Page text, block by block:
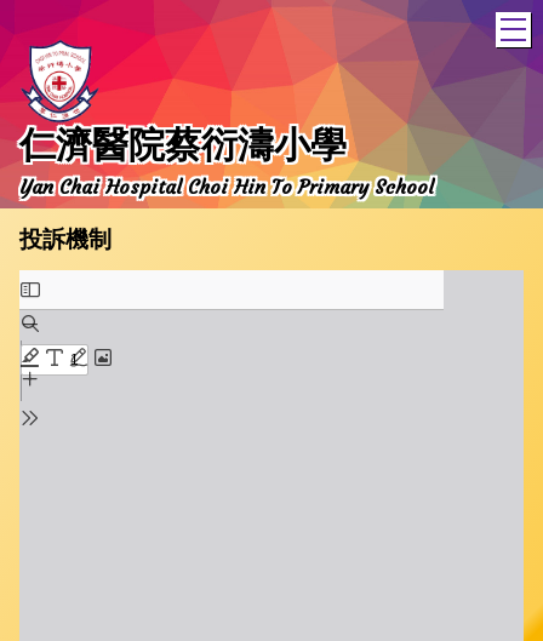
仁濟醫院蔡衍濤小學
Yan Chai Hospital Choi Hin To Primary School
投訴機制